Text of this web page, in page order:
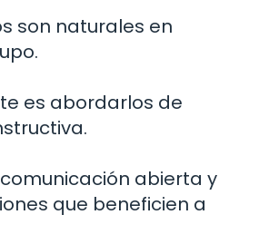
son naturales en
es abordarlos de
abierta y
que beneficien a